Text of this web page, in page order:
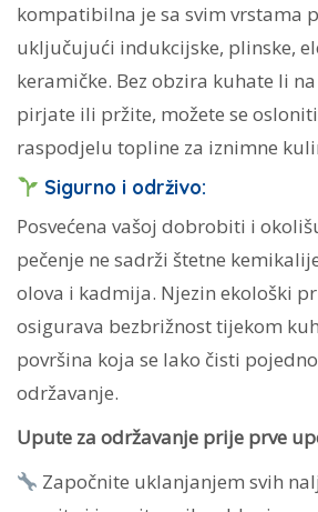
kompatibilna je sa svim vrstama
uključujući indukcijske, plinske,
keramičke. Bez obzira kuhate li
pirjate ili pržite, možete se
raspodjelu topline za iznimne
Sigurno i održivo:
Posvećena vašoj dobrobiti i
pečenje ne sadrži štetne
olova i kadmija. Njezin ekološki
osigurava bezbrižnost tijekom
površina koja se lako čisti
održavanje.
Upute za održavanje prije prve
Započnite uklanjanjem svih